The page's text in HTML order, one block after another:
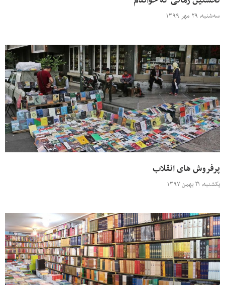
سه‌شنبه، ۲۹ مهر ۱۳۹۹
پرفروش های انقلاب
یکشنبه، ۲۱ بهمن ۱۳۹۷